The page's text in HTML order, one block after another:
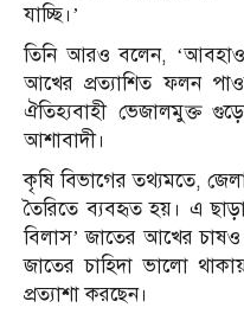
যাচ্ছি।’
তিনি আরও বলেন,
আখের প্রত্যাশিত ফলন
ঐতিহ্যবাহী ভেজালমুক্ত
আশাবাদী।
কৃষি বিভাগের তথ্যমতে,
তৈরিতে ব্যবহৃত হয়। এ
বিলাস’ জাতের আখের চাষও
জাতের চাহিদা ভালো
প্রত্যাশা করছেন।